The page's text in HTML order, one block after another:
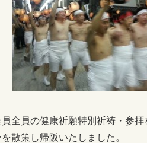
全員の健康祈願特別祈祷・参
散策し帰阪いたしました。